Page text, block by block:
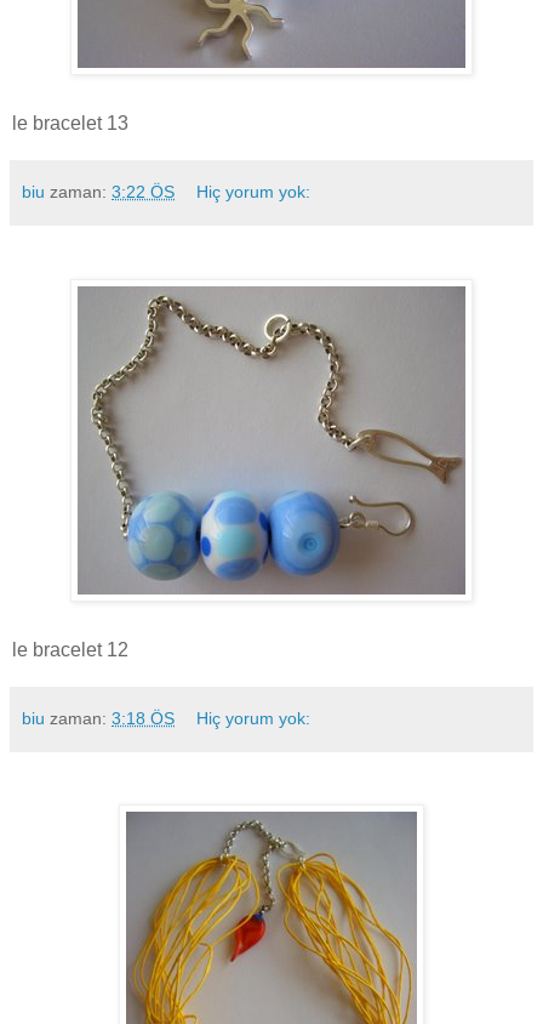
le bracelet 13
biu zaman: 3:22 ÖS Hiç yorum yok:
le bracelet 12
biu zaman: 3:18 ÖS Hiç yorum yok: